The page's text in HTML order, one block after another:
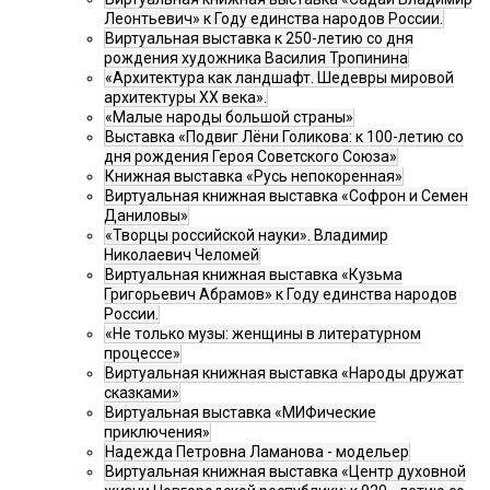
Леонтьевич» к Году единства народов России.
Виртуальная выставка к 250-летию со дня
рождения художника Василия Тропинина
«Архитектура как ландшафт. Шедевры мировой
архитектуры XX века».
«Малые народы большой страны»
Выставка «Подвиг Лёни Голикова: к 100-летию со
дня рождения Героя Советского Союза»
Книжная выставка «Русь непокоренная»
Виртуальная книжная выставка «Софрон и Семен
Даниловы»
«Творцы российской науки». Владимир
Николаевич Челомей
Виртуальная книжная выставка «Кузьма
Григорьевич Абрамов» к Году единства народов
России.
«Не только музы: женщины в литературном
процессе»
Виртуальная книжная выставка «Народы дружат
сказками»
Виртуальная выставка «МИФические
приключения»
Надежда Петровна Ламанова - модельер
Виртуальная книжная выставка «Центр духовной